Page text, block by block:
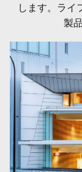
します。ライ
製